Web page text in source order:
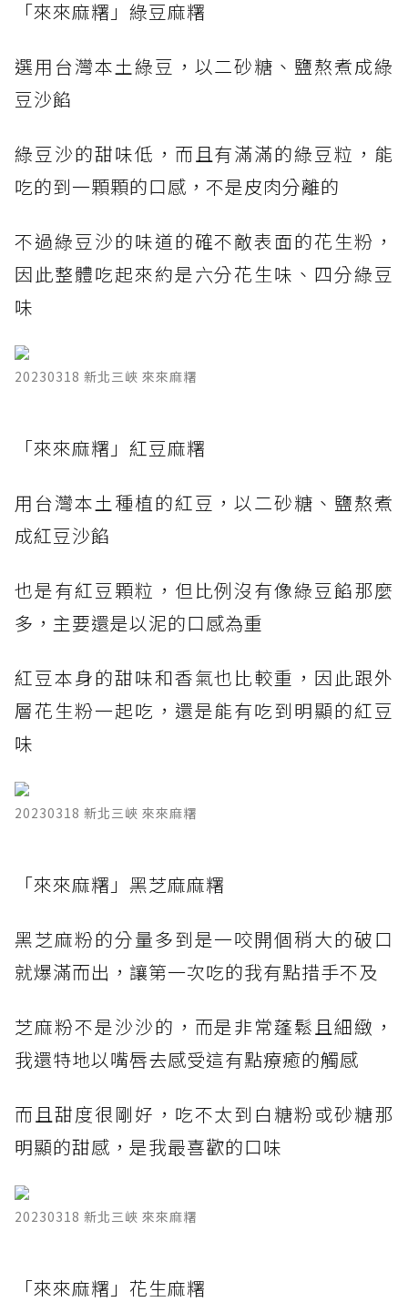
​「來來麻糬」綠豆麻糬
選用台灣本土綠豆，以二砂糖、鹽熬煮成綠
豆沙餡
綠豆沙的甜味低，而且有滿滿的綠豆粒，能
吃的到一顆顆的口感，不是皮肉分離的
不過綠豆沙的味道的確不敵表面的花生粉，
因此整體吃起來約是六分花生味、四分綠豆
味
20230318 新北三峽 來來麻糬
​「來來麻糬」紅豆麻糬
用台灣本土種植的紅豆，以二砂糖、鹽熬煮
成紅豆沙餡
也是有紅豆顆粒，但比例沒有像綠豆餡那麼
多，主要還是以泥的口感為重
紅豆本身的甜味和香氣也比較重，因此跟外
層花生粉一起吃，還是能有吃到明顯的紅豆
味
20230318 新北三峽 來來麻糬
​「來來麻糬」黑芝麻麻糬
黑芝麻粉的分量多到是一咬開個稍大的破口
就爆滿而出，讓第一次吃的我有點措手不及
芝麻粉不是沙沙的，而是非常蓬鬆且細緻，
我還特地以嘴唇去感受這有點療癒的觸感
而且甜度很剛好，吃不太到白糖粉或砂糖那
明顯的甜感，是我最喜歡的口味
20230318 新北三峽 來來麻糬
​「來來麻糬」花生麻糬